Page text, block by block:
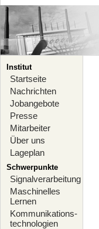
Institut
Startseite
Nachrichten
Jobangebote
Presse
Mitarbeiter
Über uns
Lageplan
Schwerpunkte
Signalverarbeitung
Maschinelles
Lernen
Kommunikations-
technologien